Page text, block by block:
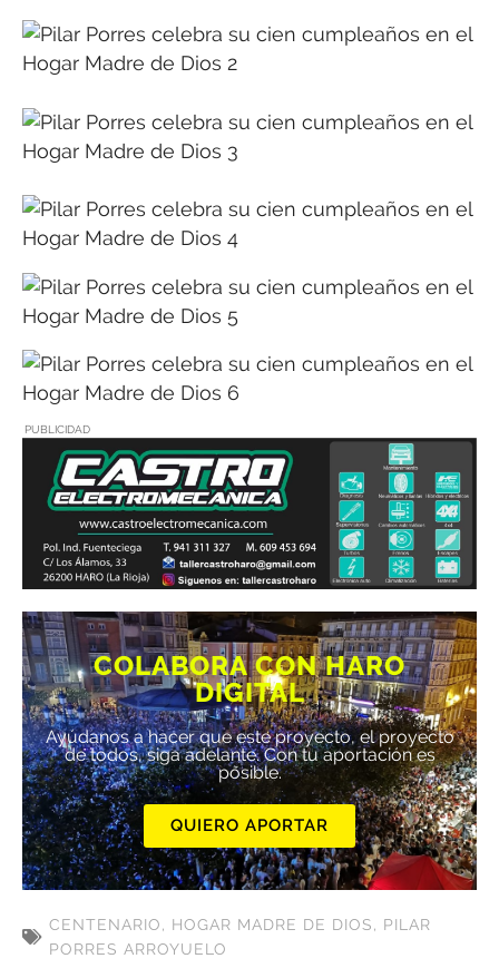
PUBLICIDAD
COLABORA CON HARO
DIGITAL
Ayúdanos a hacer que este proyecto, el proyecto
de todos, siga adelante. Con tu aportación es
posible.
QUIERO APORTAR
CENTENARIO, HOGAR MADRE DE DIOS, PILAR
PORRES ARROYUELO